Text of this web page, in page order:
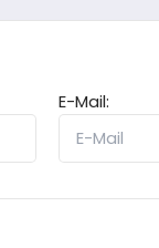
E-Mail: